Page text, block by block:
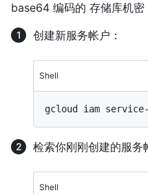
base64 编码的 存储库机密
创建新服务帐户：
Shell
检索你刚刚创建的服务
Shell